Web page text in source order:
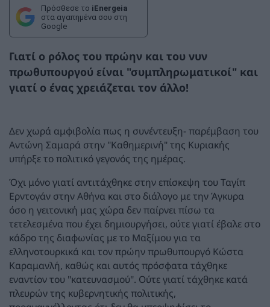
Πρόσθεσε το iEnergeia
στα αγαπημένα σου στη
Google
Γιατί ο ρόλος του πρώην και του νυν
πρωθυπουργού είναι "συμπληρωματικοί" και
γιατί ο ένας χρειάζεται τον άλλο!
Δεν χωρά αμφιβολία πως η συνέντευξη- παρέμβαση του
Αντώνη Σαμαρά στην "Καθημερινή" της Κυριακής
υπήρξε το πολιτικό γεγονός της ημέρας.
Όχι μόνο γιατί αντιτάχθηκε στην επίσκεψη του Ταγίπ
Ερντογάν στην Αθήνα και στο διάλογο με την Άγκυρα
όσο η γειτονική μας χώρα δεν παίρνει πίσω τα
τετελεσμένα που έχει δημιουργήσει, ούτε γιατί έβαλε στο
κάδρο της διαφωνίας με το Μαξίμου για τα
ελληνοτουρκικά και τον πρώην πρωθυπουργό Κώστα
Καραμανλή, καθώς και αυτός πρόσφατα τάχθηκε
εναντίον του "κατευνασμού". Ούτε γιατί τάχθηκε κατά
πλευρών της κυβερνητικής πολιτικής,